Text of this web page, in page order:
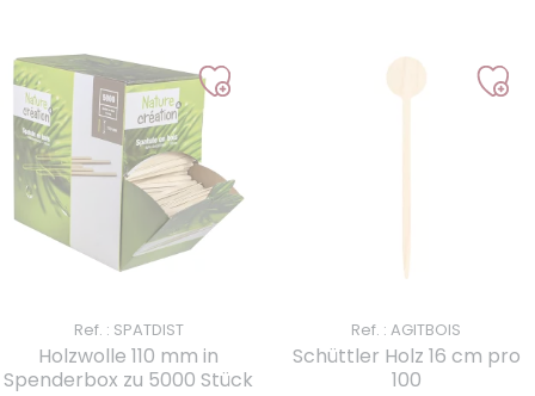
Ref. : SPATDIST
Holzwolle 110 mm in
Spenderbox zu 5000 Stück
Ref. : AGITBOIS
Schüttler Holz 16 cm pro
100